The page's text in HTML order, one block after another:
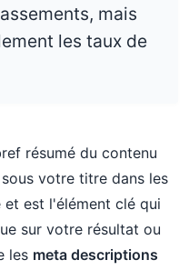
mais
les taux de
résumé du contenu
votre titre dans les
est l'élément clé qui
sur votre résultat ou
les meta descriptions